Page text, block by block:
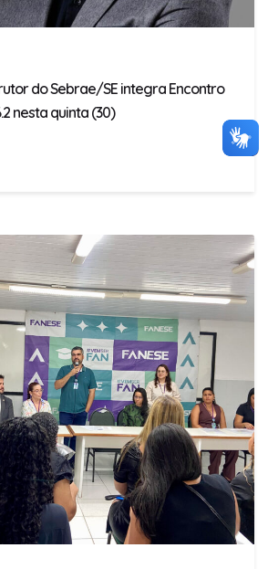
do Sebrae/SE integra Encontro
nesta quinta (30)